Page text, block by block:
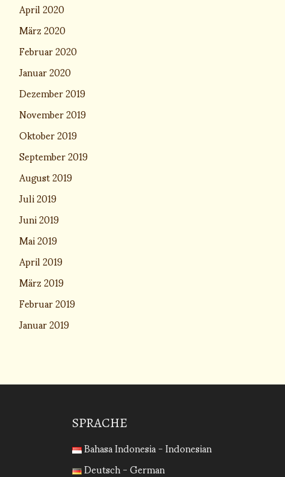
April 2020
März 2020
Februar 2020
Januar 2020
Dezember 2019
November 2019
Oktober 2019
September 2019
August 2019
Juli 2019
Juni 2019
Mai 2019
April 2019
März 2019
Februar 2019
Januar 2019
SPRACHE
Bahasa Indonesia - Indonesian
Deutsch - German